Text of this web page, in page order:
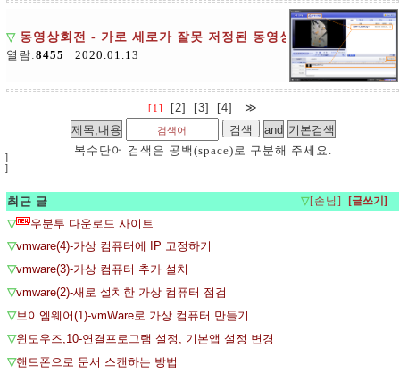
▽ 동영상회전 - 가로 세로가 잘못 저정된 동영상 회전하기 : 다음
열람:8455 2020.01.13
[1] [2] [3] [4] ≫
복수단어 검색은 공백(space)로 구분해 주세요.
]
]
최근 글 ▽[손님]
▽
우분투 다운로드 사이트
▽vmware(4)-가상 컴퓨터에 IP 고정하기
▽vmware(3)-가상 컴퓨터 추가 설치
▽vmware(2)-새로 설치한 가상 컴퓨터 점검
▽브이엠웨어(1)-vmWare로 가상 컴퓨터 만들기
▽윈도우즈,10-연결프로그램 설정, 기본앱 설정 변경
▽핸드폰으로 문서 스캔하는 방법